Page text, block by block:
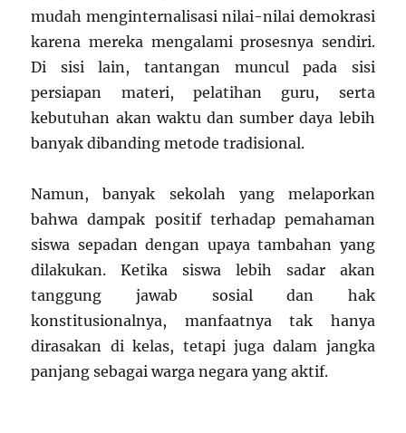
mudah menginternalisasi nilai-nilai demokrasi
karena mereka mengalami prosesnya sendiri.
Di sisi lain, tantangan muncul pada sisi
persiapan materi, pelatihan guru, serta
kebutuhan akan waktu dan sumber daya lebih
banyak dibanding metode tradisional.
Namun, banyak sekolah yang melaporkan
bahwa dampak positif terhadap pemahaman
siswa sepadan dengan upaya tambahan yang
dilakukan. Ketika siswa lebih sadar akan
tanggung jawab sosial dan hak
konstitusionalnya, manfaatnya tak hanya
dirasakan di kelas, tetapi juga dalam jangka
panjang sebagai warga negara yang aktif.